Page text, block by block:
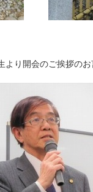
り開会のご挨拶のお